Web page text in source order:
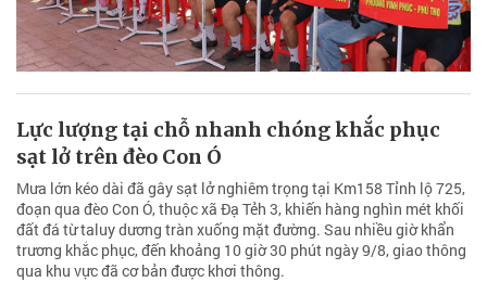
Lực lượng tại chỗ nhanh chóng khắc phục
sạt lở trên đèo Con Ó
Mưa lớn kéo dài đã gây sạt lở nghiêm trọng tại Km158 Tỉnh lộ 725,
đoạn qua đèo Con Ó, thuộc xã Đạ Tẻh 3, khiến hàng nghìn mét khối
đất đá từ taluy dương tràn xuống mặt đường. Sau nhiều giờ khẩn
trương khắc phục, đến khoảng 10 giờ 30 phút ngày 9/8, giao thông
qua khu vực đã cơ bản được khơi thông.